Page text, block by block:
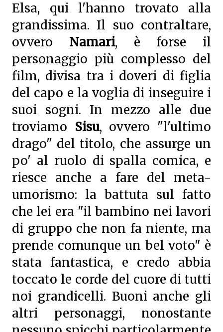
Elsa, qui l'hanno trovato alla
grandissima. Il suo contraltare,
ovvero Namari, è forse il
personaggio più complesso del
film, divisa tra i doveri di figlia
del capo e la voglia di inseguire i
suoi sogni. In mezzo alle due
troviamo Sisu, ovvero "l'ultimo
drago" del titolo, che assurge un
po' al ruolo di spalla comica, e
riesce anche a fare del meta-
umorismo: la battuta sul fatto
che lei era "il bambino nei lavori
di gruppo che non fa niente, ma
prende comunque un bel voto" è
stata fantastica, e credo abbia
toccato le corde del cuore di tutti
noi grandicelli. Buoni anche gli
altri personaggi, nonostante